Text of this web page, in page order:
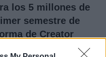
los 5 millones de
semestre de
de Creator